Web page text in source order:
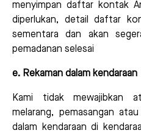
menyimpan daftar kontak
diperlukan, detail daftar
sementara dan akan
pemadanan selesai
e. Rekaman dalam kendaraan
Kami tidak mewajibkan
melarang, pemasangan
dalam kendaraan di